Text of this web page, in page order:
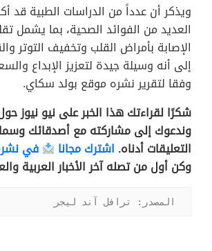
ويذكر أن عدداً من الدراسات الطبية قد
العديد من الفوائد الصحية، بما يشمل
الإصابة بأمراض القلب وتخفيف التوتر
إلى أنه وسيلة جيدة لتعزيز الإبداع
وفقا لتقرير نشره موقع بولد سكاي.
شكرًا لقراءتك هذا الخبر على نيو نيوز
وندعوك إلى مشاركته مع أصدقائك
التعليقات أدناه. اشترك مجانا
في
وكن أول من تصله آخر الأخبار العربية
المصدر: ترافل آند ليجر